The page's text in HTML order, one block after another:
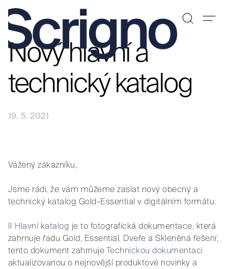
Přeskočit
Nový hlavní a
technický katalog
19. 5. 2021
Vážený zákazníku,
Jsme rádi, že vám můžeme zaslat nový obecný a
technický katalog Gold-Essential v digitálním formátu.
Il Hlavní katalog je to fotografická dokumentace, která
zahrnuje řadu Gold, Essential, Dveře a Skleněná řešení;
tento dokument zahrnujeTechnickou dokumentaci
aktualizovanou o nejnovější produktové novinky a